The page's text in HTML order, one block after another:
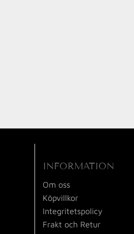
INFORMATION
Om oss
Köpvillkor
Integritetspolicy
Frakt och Retur